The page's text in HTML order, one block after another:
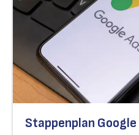
Stappenplan